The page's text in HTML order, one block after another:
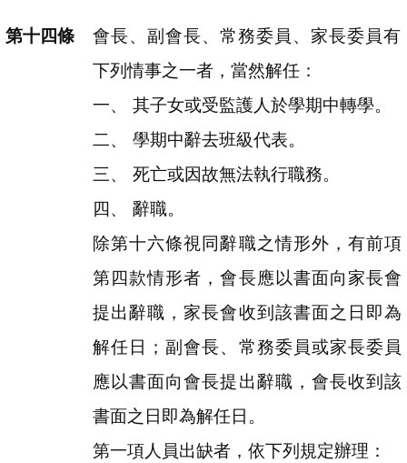
會長、副會長、常務委員、家長委員有
下列情事之一者，當然解任：
其子女或受監護人於學期中轉學。
學期中辭去班級代表。
死亡或因故無法執行職務。
辭職。
除第十六條視同辭職之情形外，有前項
第四款情形者，會長應以書面向家長會
提出辭職，家長會收到該書面之日即為
解任日；副會長、常務委員或家長委員
應以書面向會長提出辭職，會長收到該
書面之日即為解任日。
第一項人員出缺者，依下列規定辦理：